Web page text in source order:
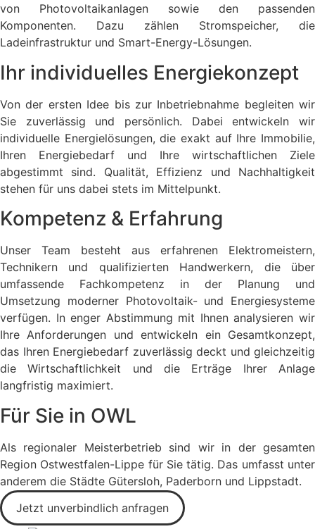
von Photovoltaikanlagen sowie den passenden
Komponenten. Dazu zählen Stromspeicher, die
Ladeinfrastruktur und Smart-Energy-Lösungen.
Ihr individuelles Energiekonzept
Von der ersten Idee bis zur Inbetriebnahme begleiten wir
Sie zuverlässig und persönlich. Dabei entwickeln wir
individuelle Energielösungen, die exakt auf Ihre Immobilie,
Ihren Energiebedarf und Ihre wirtschaftlichen Ziele
abgestimmt sind. Qualität, Effizienz und Nachhaltigkeit
stehen für uns dabei stets im Mittelpunkt.
Kompetenz & Erfahrung
Unser Team besteht aus erfahrenen Elektromeistern,
Technikern und qualifizierten Handwerkern, die über
umfassende Fachkompetenz in der Planung und
Umsetzung moderner Photovoltaik- und Energiesysteme
verfügen. In enger Abstimmung mit Ihnen analysieren wir
Ihre Anforderungen und entwickeln ein Gesamtkonzept,
das Ihren Energiebedarf zuverlässig deckt und gleichzeitig
die Wirtschaftlichkeit und die Erträge Ihrer Anlage
langfristig maximiert.
Für Sie in OWL
Als regionaler Meisterbetrieb sind wir in der gesamten
Region Ostwestfalen-Lippe für Sie tätig. Das umfasst unter
anderem die Städte Gütersloh, Paderborn und Lippstadt.
Jetzt unverbindlich anfragen